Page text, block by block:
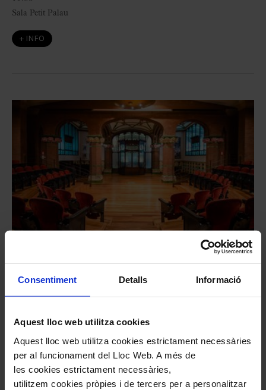
Consentiment Detalls Informació
Aquest lloc web utilitza cookies
Aquest lloc web utilitza cookies estrictament necessàries
per al funcionament del Lloc Web. A més de
les cookies estrictament necessàries,
utilitzem cookies pròpies i de tercers per a personalitzar
Sala Petit Palau
+ INFO
Audicions íntimes: Josep
Colom
22
Dilluns